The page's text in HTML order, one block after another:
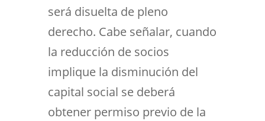
será disuelta de pleno
derecho. Cabe señalar, cuando
la reducción de socios
implique la disminución del
capital social se deberá
obtener permiso previo de la